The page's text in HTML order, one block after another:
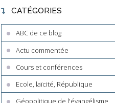
CATÉGORIES
ABC de ce blog
Actu commentée
Cours et conférences
Ecole, laïcité, République
Géopolitique de l'évangélisme